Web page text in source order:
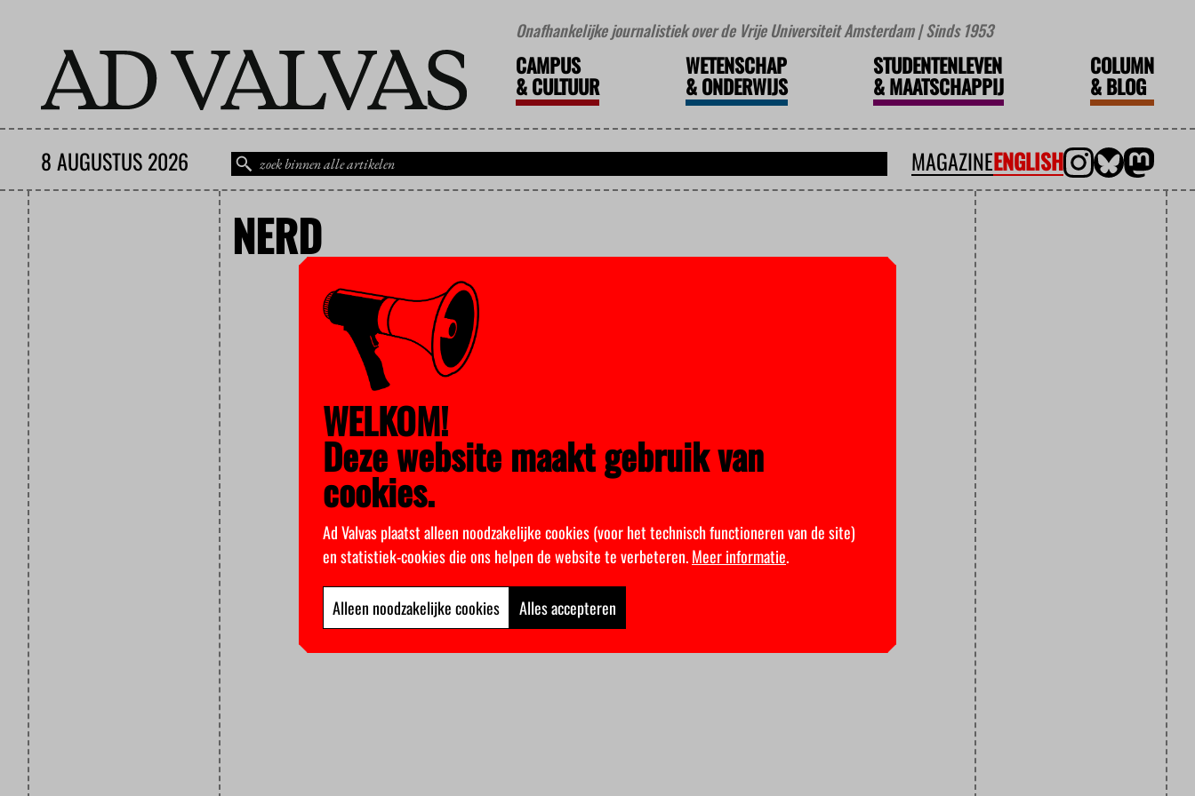
Onafhankelijke journalistiek over de Vrije Universiteit Amsterdam | Sinds 1953
CAMPUS
&CULTUUR
WETENSCHAP
&ONDERWIJS
STUDENTENLEVEN
&MAATSCHAPPIJ
COLUMN
&BLOG
8 AUGUSTUS 2026 MAGAZINEENGLISH
NERD
WELKOM!
Deze website maakt gebruik van
cookies.
Ad Valvas plaatst alleen noodzakelijke cookies (voor het technisch functioneren van de site)
en statistiek-cookies die ons helpen de website te verbeteren.Meer informatie.
Alleen noodzakelijke cookies Alles accepteren